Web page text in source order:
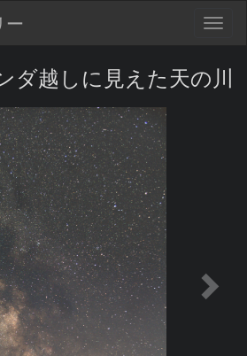
ー
ダ越しに見えた天の川